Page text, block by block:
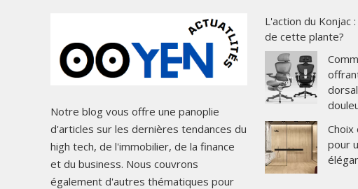
Notre blog vous offre une panoplie
d'articles sur les dernières tendances du
high tech, de l'immobilier, de la finance
et du business. Nous couvrons
également d'autres thématiques pour
L'action du Konjac
de cette plante?
Choix
pour